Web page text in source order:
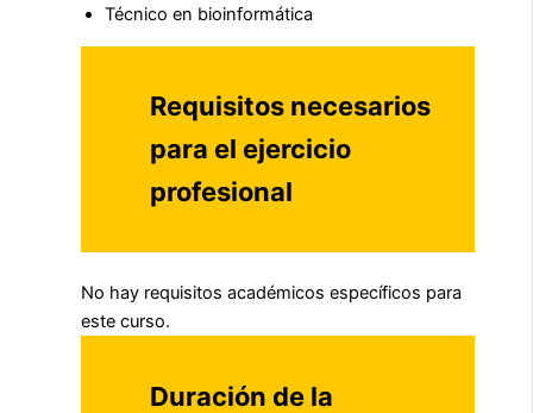
Técnico en bioinformática
Requisitos necesarios
para el ejercicio
profesional
No hay requisitos académicos específicos para
este curso.
Duración de la